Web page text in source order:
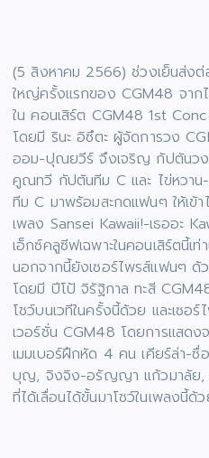
(5 สิงหาคม 2566) ช่วงเย็นส่งต่
ใหญ่ครั้งแรกของ CGM48 จาก
ใน คอนเสิร์ต CGM48 1st
โดยมี รินะ อิซึตะ ผู้จัดการวง
ออม-ปุณยวีร์ จึงเจริญ กัปตันว
คูณทวี กัปตันทีม C และ ไข่หวาน
ทีม C มาพร้อมสะกดแฟนๆ ให้เข้
เพลง Sansei Kawaii!-เธออะ
เอ็กซ์คลูซีฟเฉพาะในคอนเสิร์ตนี้เ
นอกจากนี้ยังเซอร์ไพรส์แฟนๆ ด้
โดยมี ปีโป้ จิรัฐิกาล ทะสี
โชว์บนเวทีในครั้งนี้ด้วย และเซอ
เวอร์ชั่น CGM48 โดยการแสด
เมมเบอร์ฝึกหัด 4 คน เคียร์ล่
บุญ, จิงจิง-อรัญญา แก้วมาลัย,
ที่ได้เลื่อนได้ขั้นมาโชว์ในเพลงนี้ด้